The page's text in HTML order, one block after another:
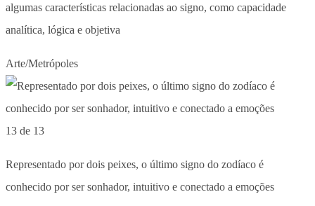
algumas características relacionadas ao signo, como capacidade
analítica, lógica e objetiva
Arte/Metrópoles
13 de 13
Representado por dois peixes, o último signo do zodíaco é
conhecido por ser sonhador, intuitivo e conectado a emoções